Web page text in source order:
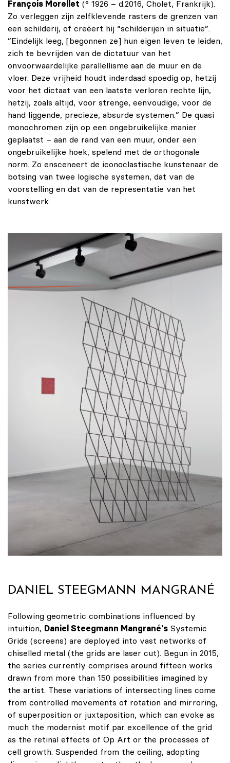
François Morellet (° 1926 – d.2016, Cholet, Frankrijk).
Zo verleggen zijn zelfklevende rasters de grenzen van
een schilderij, of creëert hij “schilderijen in situatie”.
”Eindelijk leeg, [begonnen ze] hun eigen leven te leiden,
zich te bevrijden van de dictatuur van het
onvoorwaardelijke parallellisme aan de muur en de
vloer. Deze vrijheid houdt inderdaad spoedig op, hetzij
voor het dictaat van een laatste verloren rechte lijn,
hetzij, zoals altijd, voor strenge, eenvoudige, voor de
hand liggende, precieze, absurde systemen.” De quasi
monochromen zijn op een ongebruikelijke manier
geplaatst – aan de rand van een muur, onder een
ongebruikelijke hoek, spelend met de orthogonale
norm. Zo ensceneert de iconoclastische kunstenaar de
botsing van twee logische systemen, dat van de
voorstelling en dat van de representatie van het
kunstwerk
DANIEL STEEGMANN MANGRANÉ
Following geometric combinations influenced by
intuition, Daniel Steegmann Mangrané’s Systemic
Grids (screens) are deployed into vast networks of
chiselled metal (the grids are laser cut). Begun in 2015,
the series currently comprises around fifteen works
drawn from more than 150 possibilities imagined by
the artist. These variations of intersecting lines come
from controlled movements of rotation and mirroring,
of superposition or juxtaposition, which can evoke as
much the modernist motif par excellence of the grid
as the retinal effects of Op Art or the processes of
cell growth. Suspended from the ceiling, adopting